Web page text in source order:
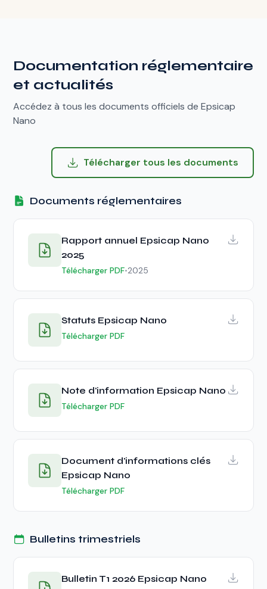
Documentation réglementaire
et actualités
Accédez à tous les documents officiels de Epsicap
Nano
Télécharger tous les documents
Documents réglementaires
Rapport annuel Epsicap Nano
2025
Télécharger PDF•2025
Statuts Epsicap Nano
Télécharger PDF
Note d'information Epsicap Nano
Télécharger PDF
Document d'informations clés
Epsicap Nano
Télécharger PDF
Bulletins trimestriels
Bulletin T1 2026 Epsicap Nano